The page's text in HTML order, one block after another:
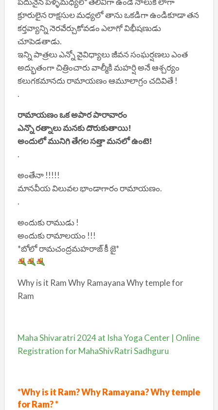
క్రూరులైన రాక్షసుల మధ్యలో తాను ఒకడిగా ఉండికూడా తన
కర్తవ్యాన్ని నెరవేర్చుకోవడం ఎలాగో విభీషణుడు
చూపెడతాడు.
ఇన్ని పాత్రలు ఎన్నో వైవిధ్యాలు జీవన సంఘర్షణలు ఎంత
అద్భుతంగా చిత్రించారు వాల్మీకి మహర్షి అనే ఆశ్చర్యం
కలుగకమానదు రామాయణం ఆమూలాగ్రం చదివితే !
.
రామాయణం ఒక అపార పారావారం
ఎన్నొ రత్నాలు మనకు దొరుకుతాయి!
అందులో మునిగి తేగల సత్తా మనలో ఉంటె!
.
అంతేనా !!!!!
మానవీయ విలువల భాండాగారం రామాయణం.
.
అందుకు రాముడు !
అందుకు రామాలయం !!!
*బోలో రామచంద్రమహరాజ్ కీ జై*
Why is it Ram Why Ramayana Why temple for
Ram
Maha Shivaratri 2024 at Isha Yoga Center | Online
Registration for MahaShivRatri Sadhguru
*Why is it Ram? Why Ramayana? Why temple
for Ram? *